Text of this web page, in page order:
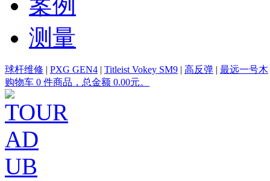
测量
球杆维修 | PXG GEN4 | Titleist Vokey SM9 | 高反弹 | 最远一号木
购物车 0 件商品，总金额 0.00元。